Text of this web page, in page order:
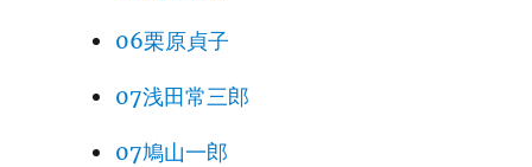
06栗原貞子
07浅田常三郎
07鳩山一郎